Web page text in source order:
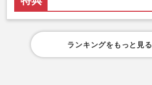
ランキングをもっと見る